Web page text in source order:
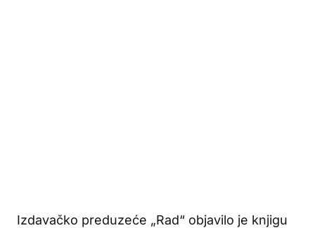
Izdavačko preduzeće „Rad“ objavilo je knjigu